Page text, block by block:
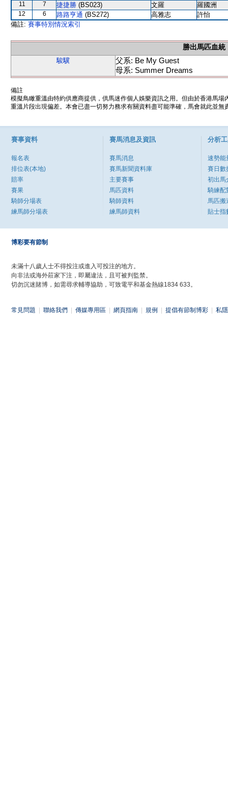
11 7 捷捷勝 (BS023) 文羅 羅國洲
12 6 路路亨通 (BS272) 高雅志
許怡
備註: 賽事特別情況索引
勝出馬匹血統
駿驥
父系: Be My Guest
母系: Summer Dreams
備註
模擬鳥瞰重溫由特約供應商提供，供馬迷作個人娛樂資訊之用。但由於香港馬
重溫片段出現偏差。本會已盡一切努力務求有關資料盡可能準確，馬會就此並
賽事資料
報名表
排位表(本地)
賠率
賽果
騎師分場表
練馬師分場表
賽馬消息及資訊
賽馬消息
賽馬新聞資料庫
主要賽事
馬匹資料
騎師資料
練馬師資料
分析
速勢能
賽日數
初出馬
騎練配
馬匹搬
貼士指
博彩要有節制
未滿十八歲人士不得投注或進入可投注的地方。
向非法或海外莊家下注，即屬違法，且可被判監禁。
切勿沉迷賭博，如需尋求輔導協助，可致電平和基金熱線1834 633。
常見問題 聯絡我們 傳媒專用區 網頁指南 規例 提倡有節制博彩 私